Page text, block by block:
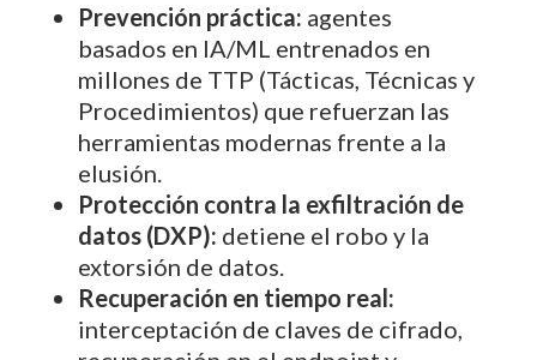
Prevención práctica: agentes
basados en IA/ML entrenados en
millones de TTP (Tácticas, Técnicas y
Procedimientos) que refuerzan las
herramientas modernas frente a la
elusión.
Protección contra la exfiltración de
datos (DXP): detiene el robo y la
extorsión de datos.
Recuperación en tiempo real:
interceptación de claves de cifrado,